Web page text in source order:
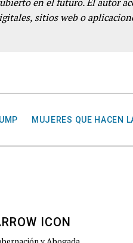
en el futuro. El autor
sitios web o
MUJERES QUE HACEN